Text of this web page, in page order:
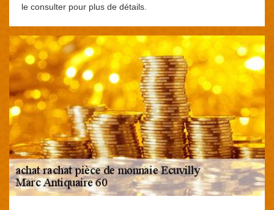
le consulter pour plus de détails.